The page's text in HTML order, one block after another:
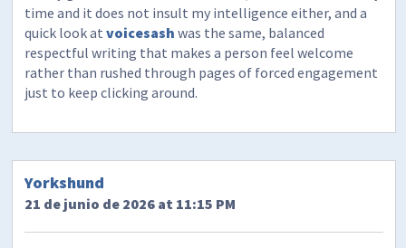
time and it does not insult my intelligence either, and a
quick look atvoicesash was the same, balanced
respectful writing that makes a person feel welcome
rather than rushed through pages of forced engagement
just to keep clicking around.
Yorkshund
21 de junio de 2026 at 11:15 PM